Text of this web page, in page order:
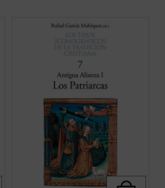
Este séptimo volumen de la colección «Los
cristiana» es el primero de los seis de la
al Antiguo Testamento en el arte cristiano.
Este primer volumen, dedicado ...